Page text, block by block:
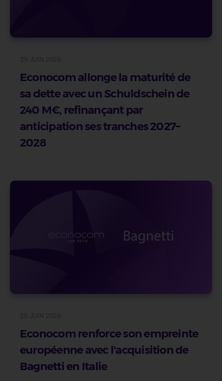
Econocom allonge la maturité de
sa dette avec un Schuldschein de
240 M€, refinançant par
anticipation ses tranches 2027–
2028
Econocom renforce son empreinte
européenne avec l'acquisition de
Bagnetti en Italie